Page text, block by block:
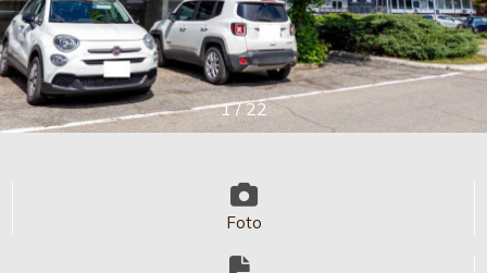
1 / 22
Foto
IMMOBILE
CONTATTI
Provincia
Comune